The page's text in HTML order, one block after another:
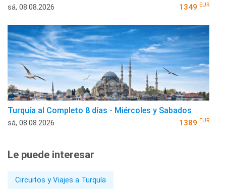
sá, 08.08.2026 1349 EUR
Turquía al Completo 8 días - Miércoles y Sabados
sá, 08.08.2026 1389 EUR
Le puede interesar
Circuitos y Viajes a Turquía